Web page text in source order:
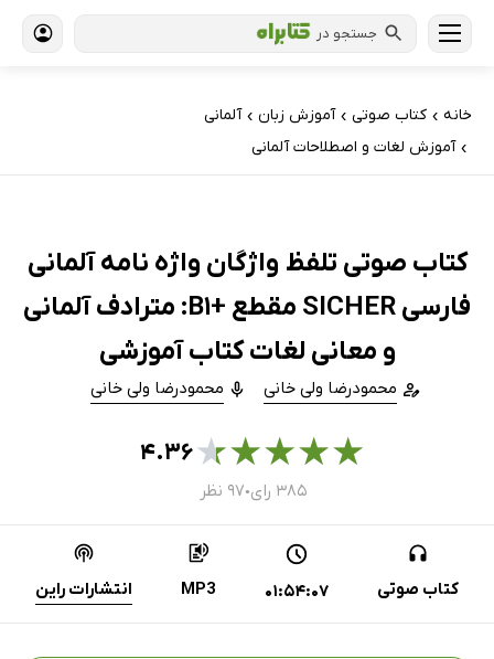
جستجو در
خانه › کتاب‌ صوتی › آموزش زبان › آلمانی
› آموزش لغات و اصطلاحات آلمانی
کتاب صوتی تلفظ واژگان واژه‌ نامه‌ آلمانی
فارسی SICHER مقطع +B1: مترادف آلمانی
و معانی لغات کتاب آموزشی
محمودرضا ولی خانی محمودرضا ولی خانی
★
★
★
★
★۴.۳۶
۳۸۵ رای ● ۹۷ نظر
کتاب صوتی 01:54:07
MP3 انتشارات راین